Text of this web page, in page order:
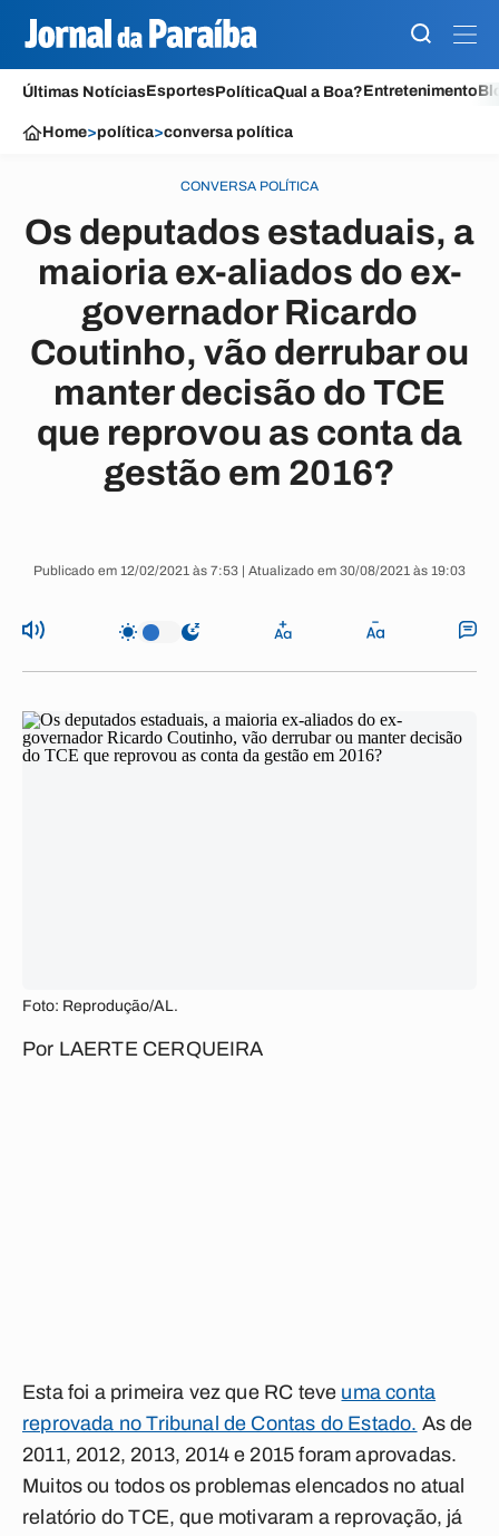
Últimas NotíciasEsportesPolíticaQual a Boa?Entretenimento
Home>política>conversa política
CONVERSA POLÍTICA
Os deputados estaduais, a
maioria ex-aliados do ex-
governador Ricardo
Coutinho, vão derrubar ou
manter decisão do TCE
que reprovou as conta da
gestão em 2016?
Publicado em 12/02/2021 às 7:53 | Atualizado em 30/08/2021 às 19:03
Foto: Reprodução/AL.
Por LAERTE CERQUEIRA
Esta foi a primeira vez que RC teve uma conta
reprovada no Tribunal de Contas do Estado. As de
2011, 2012, 2013, 2014 e 2015 foram aprovadas.
Muitos ou todos os problemas elencados no atual
relatório do TCE, que motivaram a reprovação, já